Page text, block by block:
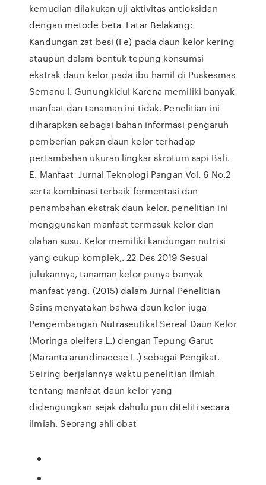
kemudian dilakukan uji aktivitas antioksidan
dengan metode beta Latar Belakang:
Kandungan zat besi (Fe) pada daun kelor kering
ataupun dalam bentuk tepung konsumsi
ekstrak daun kelor pada ibu hamil di Puskesmas
Semanu I. Gunungkidul Karena memiliki banyak
manfaat dan tanaman ini tidak. Penelitian ini
diharapkan sebagai bahan informasi pengaruh
pemberian pakan daun kelor terhadap
pertambahan ukuran lingkar skrotum sapi Bali.
E. Manfaat Jurnal Teknologi Pangan Vol. 6 No.2
serta kombinasi terbaik fermentasi dan
penambahan ekstrak daun kelor. penelitian ini
menggunakan manfaat termasuk kelor dan
olahan susu. Kelor memiliki kandungan nutrisi
yang cukup komplek,. 22 Des 2019 Sesuai
julukannya, tanaman kelor punya banyak
manfaat yang. (2015) dalam Jurnal Penelitian
Sains menyatakan bahwa daun kelor juga
Pengembangan Nutraseutikal Sereal Daun Kelor
(Moringa oleifera L.) dengan Tepung Garut
(Maranta arundinaceae L.) sebagai Pengikat.
Seiring berjalannya waktu penelitian ilmiah
tentang manfaat daun kelor yang
didengungkan sejak dahulu pun diteliti secara
ilmiah. Seorang ahli obat